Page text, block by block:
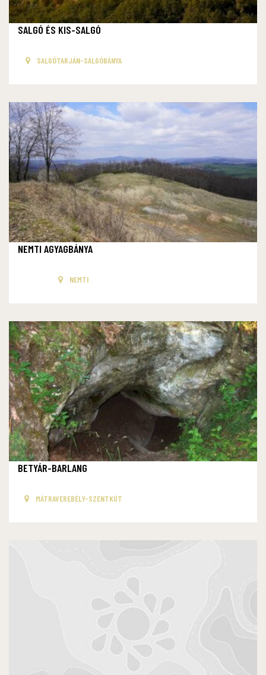
SALGÓ ÉS KIS-SALGÓ
SALGÓTARJÁN-SALGÓBÁNYA
NEMTI AGYAGBÁNYA
NEMTI
BETYÁR-BARLANG
MÁTRAVEREBÉLY-SZENTKÚT